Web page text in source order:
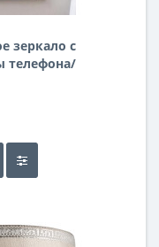
зеркало с
телефона/